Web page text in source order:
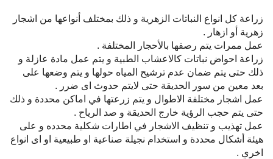
زراعة كل انواع النباتات الزهرية و ذلك بمختلف أنواعها من اشجار
زهرية أو ازهار .
عمل ممرات يتم رصفها بالأحجار المختلفة .
زراعة احواض نباتات كالاعشاب الطبية و يتم عمل مادة عازلة و
ذلك حتى يتم ضمان عدم ترشيح المياه حولها و يتم وضعها على
بعد معين من سور الحديقة حتى لايتم حدوث اى ضرر .
عمل اشجار مختلفة الاطوال و يتم زرعتها في اماكن محددة و ذلك
حتى يتم حجب الرؤية خارج الحديقة و صد الرياح .
عمل تهذيب و تنظيف الاشجار في اطارات شكلية محدده و على
هيئة أشكال محددة و استخدام نجيلة صناعية او طبيعية او اى انواع
اخري .